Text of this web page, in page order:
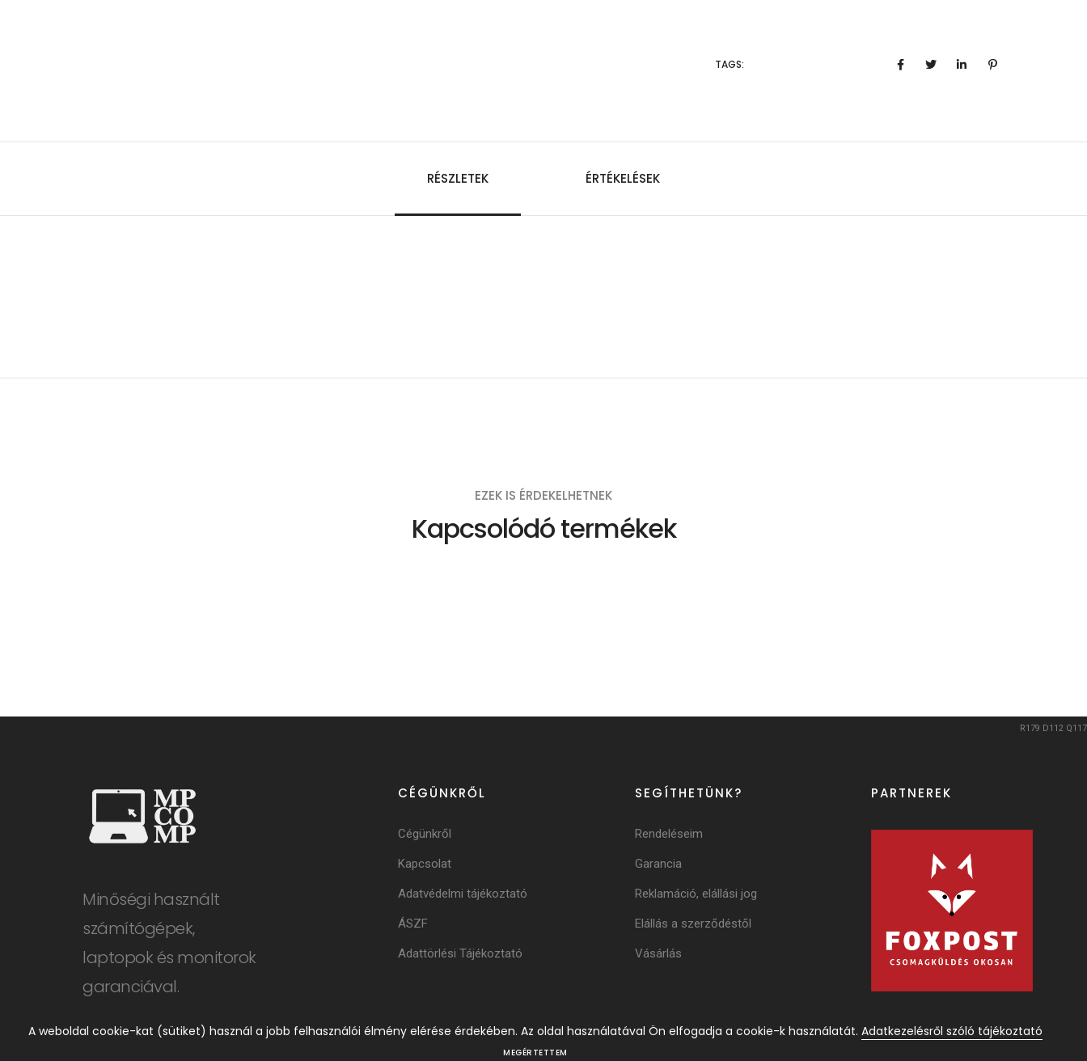
TAGS:
RÉSZLETEK ÉRTÉKELÉSEK
EZEK IS ÉRDEKELHETNEK
Kapcsolódó termékek
R179 D112 Q117
Minőségi használt
számítógépek,
laptopok és monitorok
garanciával.
CÉGÜNKRŐL
Cégünkről
Kapcsolat
Adatvédelmi tájékoztató
ÁSZF
Adattörlési Tájékoztató
SEGÍTHETÜNK?
Rendeléseim
Garancia
Reklamáció, elállási jog
Elállás a szerződéstől
Vásárlás
PARTNEREK
A weboldal cookie-kat (sütiket) használ a jobb felhasználói élmény elérése érdekében. Az oldal használatával Ön elfogadja a cookie-k használatát. Adatkezelésről szóló tájékoztató
MEGÉRTETTEM